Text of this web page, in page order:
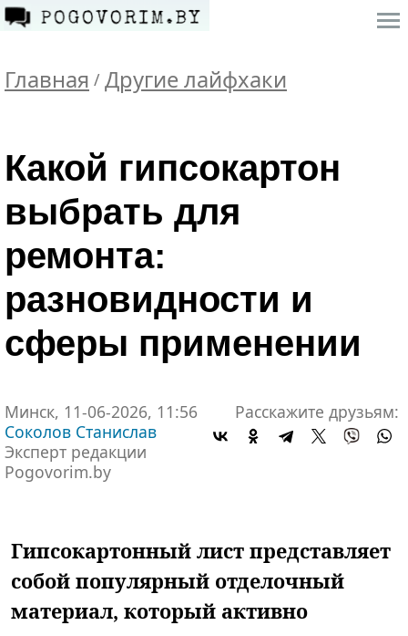
Главная / Другие лайфхаки
Какой гипсокартон
выбрать для
ремонта:
разновидности и
сферы применении
Минск, 11-06-2026, 11:56
Соколов Станислав
Эксперт редакции
Pogovorim.by
Расскажите друзьям:
Гипсокартонный лист представляет
собой популярный отделочный
материал, который активно